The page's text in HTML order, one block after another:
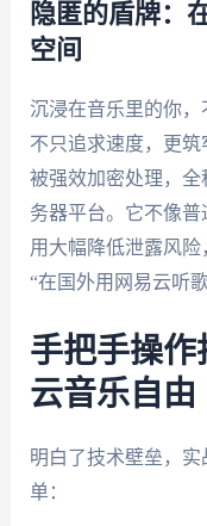
隐匿的盾牌：
空间
沉浸在音乐里的你，
不只追求速度，更
被强效加密处理，
务器平台。它不像
用大幅降低泄露风
“在国外用网易云听
手把手操作
云音乐自由
明白了技术壁垒，
单：